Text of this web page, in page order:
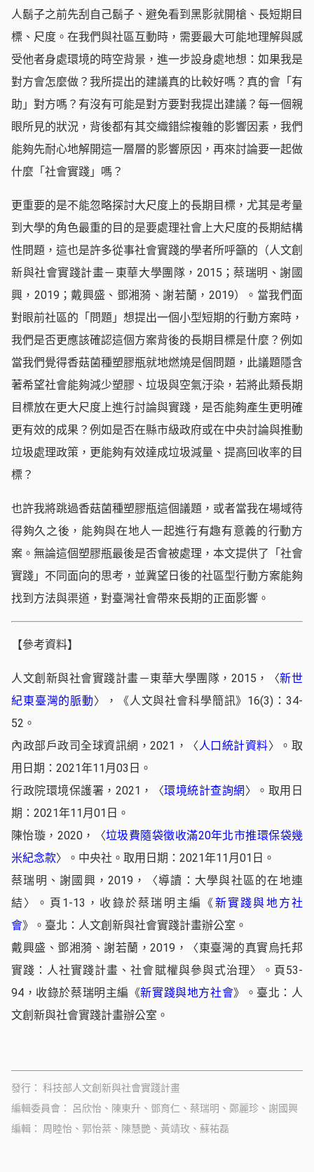
人鬍子之前先刮自己鬍子、避免看到黑影就開槍、長短期目
標、尺度。在我們與社區互動時，需要最大可能地理解與感
受他者身處環境的時空背景，進一步設身處地想：如果我是
對方會怎麼做？我所提出的建議真的比較好嗎？真的會「有
助」對方嗎？有沒有可能是對方要對我提出建議？每一個親
眼所見的狀況，背後都有其交織錯綜複雜的影響因素，我們
能夠先耐心地解開這一層層的影響原因，再來討論要一起做
什麼「社會實踐」嗎？
更重要的是不能忽略探討大尺度上的長期目標，尤其是考量
到大學的角色最重的目的是要處理社會上大尺度的長期結構
性問題，這也是許多從事社會實踐的學者所呼籲的（人文創
新與社會實踐計畫－東華大學團隊，2015；蔡瑞明、謝國
興，2019；戴興盛、鄧湘漪、謝若蘭，2019）。當我們面
對眼前社區的「問題」想提出一個小型短期的行動方案時，
我們是否更應該確認這個方案背後的長期目標是什麼？例如
當我們覺得香菇菌種塑膠瓶就地燃燒是個問題，此議題隱含
著希望社會能夠減少塑膠、垃圾與空氣汙染，若將此類長期
目標放在更大尺度上進行討論與實踐，是否能夠產生更明確
更有效的成果？例如是否在縣市級政府或在中央討論與推動
垃圾處理政策，更能夠有效達成垃圾減量、提高回收率的目
標？
也許我將跳過香菇菌種塑膠瓶這個議題，或者當我在場域待
得夠久之後，能夠與在地人一起進行有趣有意義的行動方
案。無論這個塑膠瓶最後是否會被處理，本文提供了「社會
實踐」不同面向的思考，並冀望日後的社區型行動方案能夠
找到方法與渠道，對臺灣社會帶來長期的正面影響。
【參考資料】
人文創新與社會實踐計畫－東華大學團隊，2015，〈新世
紀東臺灣的脈動〉，《人文與社會科學簡訊》16(3)：34-
52。
內政部戶政司全球資訊網，2021，〈 人口統計資料〉。取
用日期：2021年11月03日。
行政院環境保護署，2021，〈環境統計查詢網 〉。取用日
期：2021年11月01日。
陳怡璇，2020，〈垃圾費隨袋徵收滿20年北市推環保袋幾
米紀念款〉。中央社。取用日期：2021年11月01日。
蔡瑞明、謝國興，2019，〈導讀：大學與社區的在地連
結〉。頁1-13，收錄於蔡瑞明主編《新實踐與地方社
會》。臺北：人文創新與社會實踐計畫辦公室。
戴興盛、鄧湘漪、謝若蘭，2019，〈東臺灣的真實烏托邦
實踐：人社實踐計畫、社會賦權與參與式治理〉。頁53-
94，收錄於蔡瑞明主編《新實踐與地方社會》。臺北：人
文創新與社會實踐計畫辦公室。
發行
科技部人文創新與社會實踐計畫
編輯委員會
呂欣怡、陳東升、鄧育仁、蔡瑞明、鄭麗珍、謝國興
編輯
周睦怡、郭怡棻、陳慧艷、黃靖玫、蘇祐磊